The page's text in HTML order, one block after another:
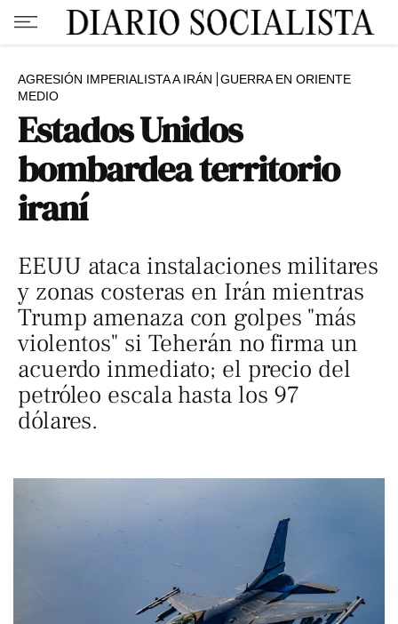
AGRESIÓN IMPERIALISTA A IRÁN
GUERRA EN ORIENTE
MEDIO
Estados Unidos
bombardea territorio
iraní
EEUU ataca instalaciones militares
y zonas costeras en Irán mientras
Trump amenaza con golpes "más
violentos" si Teherán no firma un
acuerdo inmediato; el precio del
petróleo escala hasta los 97
dólares.